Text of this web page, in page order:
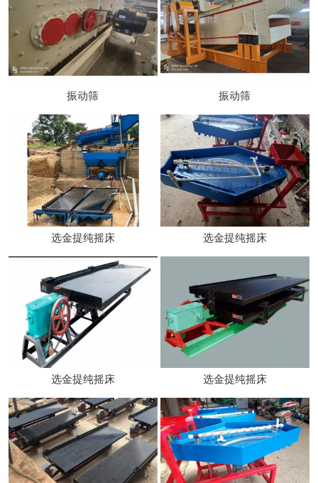
振动筛 振动筛
选金提纯摇床 选金提纯摇床
选金提纯摇床 选金提纯摇床